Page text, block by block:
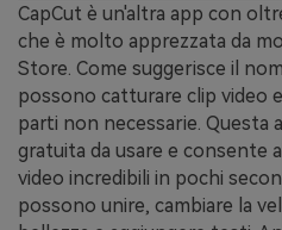
CapCut è un'altra app con
che è molto apprezzata da
Store. Come suggerisce il
possono catturare clip video
parti non necessarie. Questa
gratuita da usare e consente
video incredibili in pochi
possono unire, cambiare la